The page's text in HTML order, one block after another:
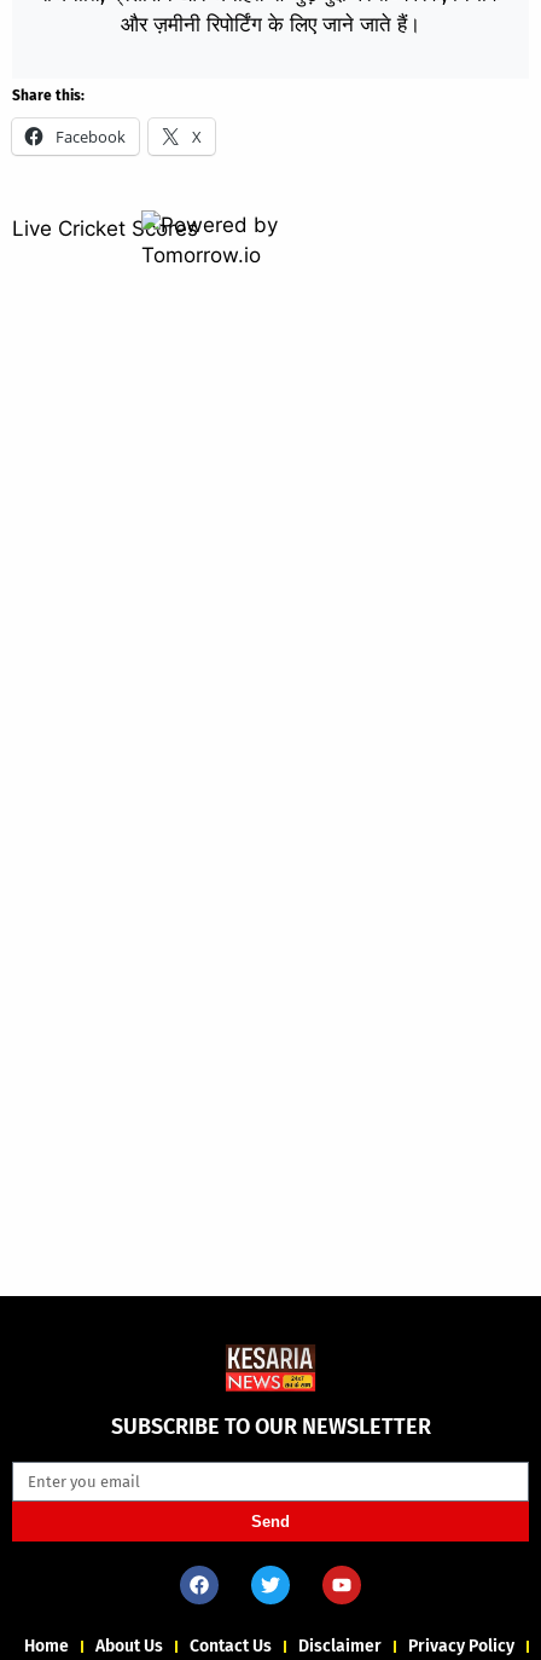
और ज़मीनी रिपोर्टिंग के लिए जाने जाते हैं।
Share this:
Facebook X
Live Cricket Scores
SUBSCRIBE TO OUR NEWSLETTER
Send
Home About Us Contact Us Disclaimer Privacy Policy